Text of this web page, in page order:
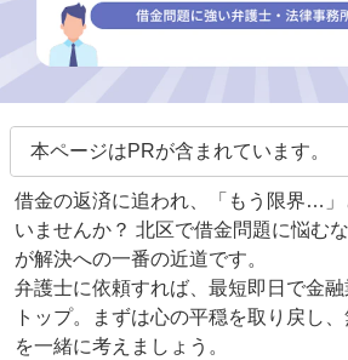
本ページはPRが含まれています。
借金の返済に追われ、「もう限界…
いませんか？ 北区で借金問題に悩む
が解決への一番の近道です。
弁護士に依頼すれば、最短即日で金
トップ。まずは心の平穏を取り戻し
を一緒に考えましょう。